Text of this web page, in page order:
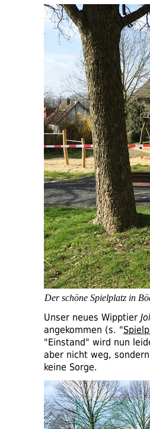
Der schöne Spielplatz in
Unser neues Wipptier
angekommen (s. "
"Einstand" wird nun
aber nicht weg,
keine Sorge.